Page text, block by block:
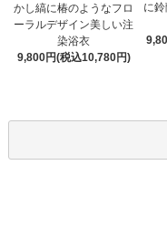
かし縞に椿のようなフロ
ーラルデザイン美しい注
染浴衣
9,800円(税込10,780円)
に